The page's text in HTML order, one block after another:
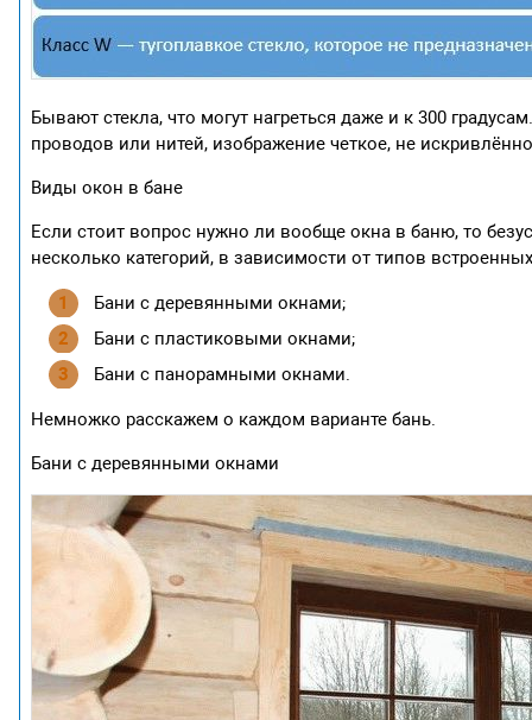
Бывают стекла, что могут нагреться даже и к 300
проводов или нитей, изображение четкое, не
Виды окон в бане
Если стоит вопрос нужно ли вообще окна в баню, то
несколько категорий, в зависимости от типов
Бани с деревянными окнами;
Бани с пластиковыми окнами;
Бани с панорамными окнами.
Немножко расскажем о каждом варианте бань.
Бани с деревянными окнами